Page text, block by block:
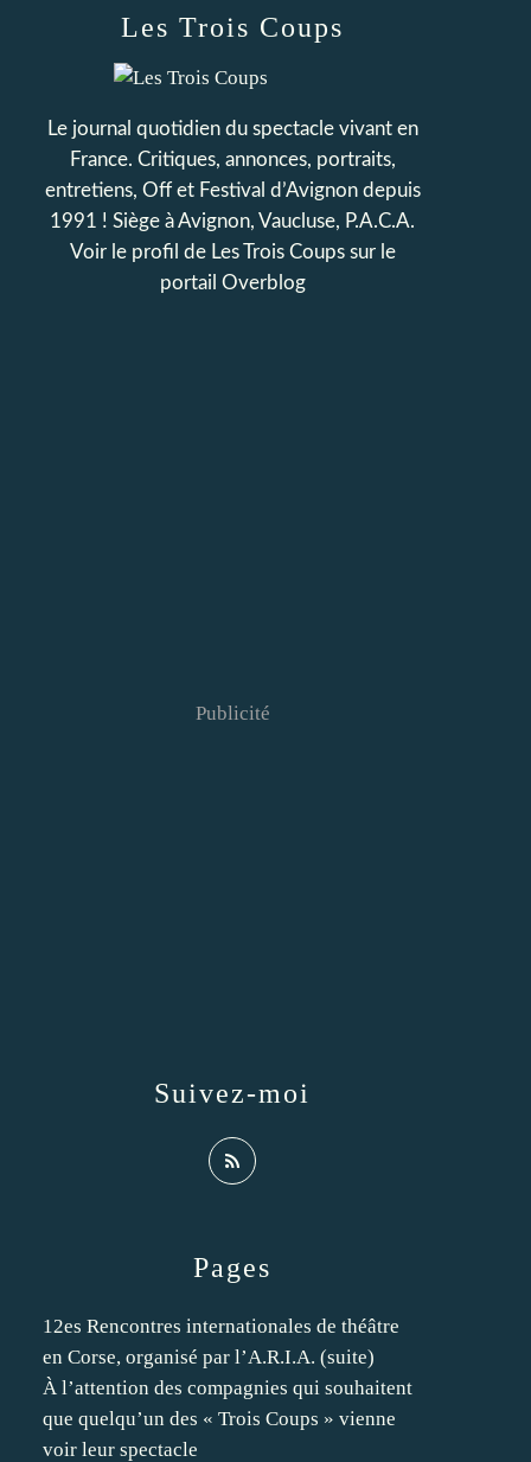
Pages
12es Rencontres internationales de théâtre
en Corse, organisé par l’A.R.I.A. (suite)
À l’attention des compagnies qui souhaitent
que quelqu’un des « Trois Coups » vienne
voir leur spectacle
Les Trois Coups
Le journal quotidien du spectacle vivant en
France. Critiques, annonces, portraits,
entretiens, Off et Festival d’Avignon depuis
1991 ! Siège à Avignon, Vaucluse, P.A.C.A.
Voir le profil de Les Trois Coupssur le
portail Overblog
Suivez-moi
Publicité